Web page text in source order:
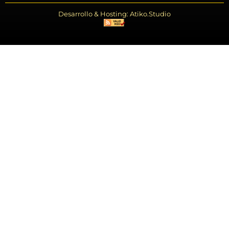
Desarrollo & Hosting: Atiko.Studio